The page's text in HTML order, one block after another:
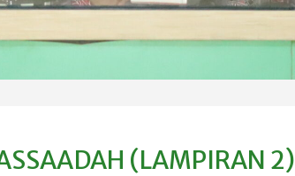
(LAMPIRAN 2)